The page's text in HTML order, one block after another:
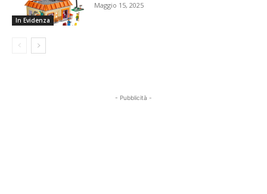
In Evidenza
Maggio 15, 2025
- Pubblicità -